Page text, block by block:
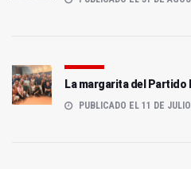
La margarita del Partido
PUBLICADO EL 11 DE